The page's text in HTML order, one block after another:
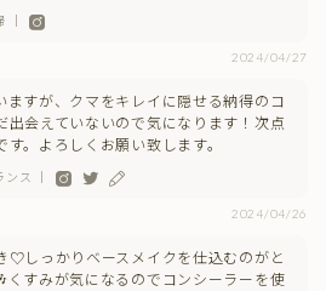
｜
2024/04/27
ますが、クマをキレイに隠せる納得のコ
出会えていないので気になります！次点
。よろしくお願い致します。
ンス ｜
2024/04/26
♡しっかりベースメイクを仕込むのがと
くすみが気になるのでコンシーラーを使